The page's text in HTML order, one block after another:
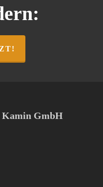
Kamin GmbH